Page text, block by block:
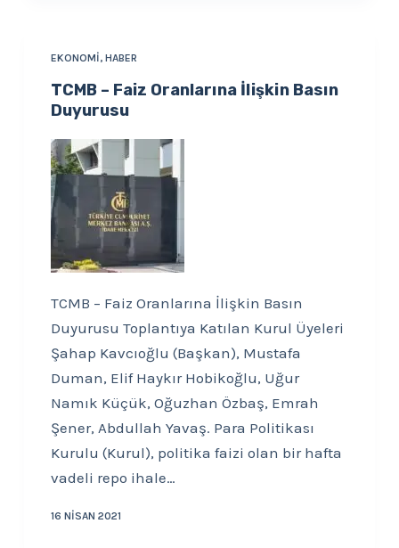
EKONOMI, HABER
TCMB – Faiz Oranlarına İlişkin Basın
Duyurusu
TCMB – Faiz Oranlarına İlişkin Basın
Duyurusu Toplantıya Katılan Kurul Üyeleri
Şahap Kavcıoğlu (Başkan), Mustafa
Duman, Elif Haykır Hobikoğlu, Uğur
Namık Küçük, Oğuzhan Özbaş, Emrah
Şener, Abdullah Yavaş. Para Politikası
Kurulu (Kurul), politika faizi olan bir hafta
vadeli repo ihale…
16 NISAN 2021